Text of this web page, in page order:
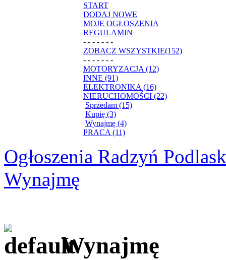
START
DODAJ NOWE
MOJE OGŁOSZENIA
REGULAMIN
- - - - - - -
ZOBACZ WSZYSTKIE(152)
- - - - - - -
MOTORYZACJA (12)
INNE (91)
ELEKTRONIKA (16)
NIERUCHOMOŚCI (22)
Sprzedam (15)
Kupię (3)
Wynajmę (4)
PRACA (11)
Ogłoszenia Radzyń
Wynajmę
Wynajmę